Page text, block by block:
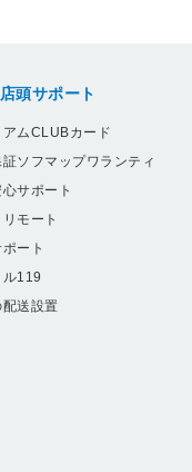
頭サポート
アムCLUBカード
ソフマップワランティ
サポート
モート
ート
ル119
送設置